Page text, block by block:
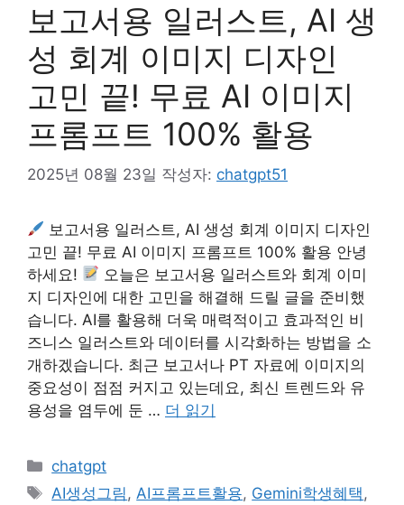
보고서용 일러스트, AI 생
성 회계 이미지 디자인
고민 끝! 무료 AI 이미지
프롬프트 100% 활용
2025년 08월 23일 작성자: chatgpt51
보고서용 일러스트, AI 생성 회계 이미지 디자인
고민 끝! 무료 AI 이미지 프롬프트 100% 활용 안녕
하세요!
오늘은 보고서용 일러스트와 회계 이미
지 디자인에 대한 고민을 해결해 드릴 글을 준비했
습니다. AI를 활용해 더욱 매력적이고 효과적인 비
즈니스 일러스트와 데이터를 시각화하는 방법을 소
개하겠습니다. 최근 보고서나 PT 자료에 이미지의
중요성이 점점 커지고 있는데요, 최신 트렌드와 유
용성을 염두에 둔 … 더 읽기
카
테
chatgpt
태
AI생성그림 , AI프롬프트활용, Gemini학생혜택 ,